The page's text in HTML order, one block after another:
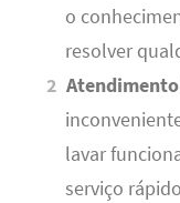
o
resolver
lavar
serviço